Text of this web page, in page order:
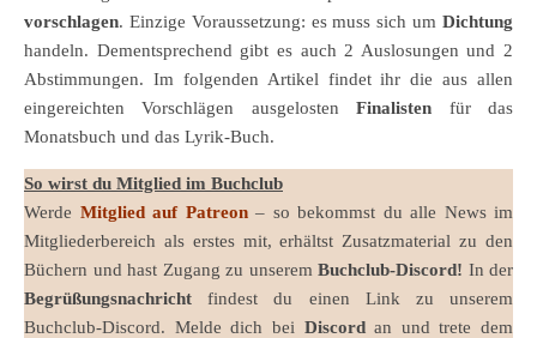
vorschlagen. Einzige Voraussetzung: es muss sich um Dichtung
handeln. Dementsprechend gibt es auch 2 Auslosungen und 2
Abstimmungen. Im folgenden Artikel findet ihr die aus allen
eingereichten Vorschlägen ausgelostenFinalisten für das
Monatsbuch und das Lyrik-Buch.
So wirst du Mitglied im Buchclub
Werde Mitglied auf Patreon– so bekommst du alle News im
Mitgliederbereich als erstes mit, erhältst Zusatzmaterial zu den
Büchern und hast Zugang zu unserem Buchclub-Discord! In der
Begrüßungsnachricht findest du einen Link zu unserem
Buchclub-Discord. Melde dich bei Discordan und trete dem